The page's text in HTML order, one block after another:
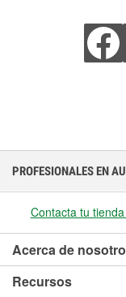
PROFESIONALES EN
Contacta tu
Acerca de
Recursos